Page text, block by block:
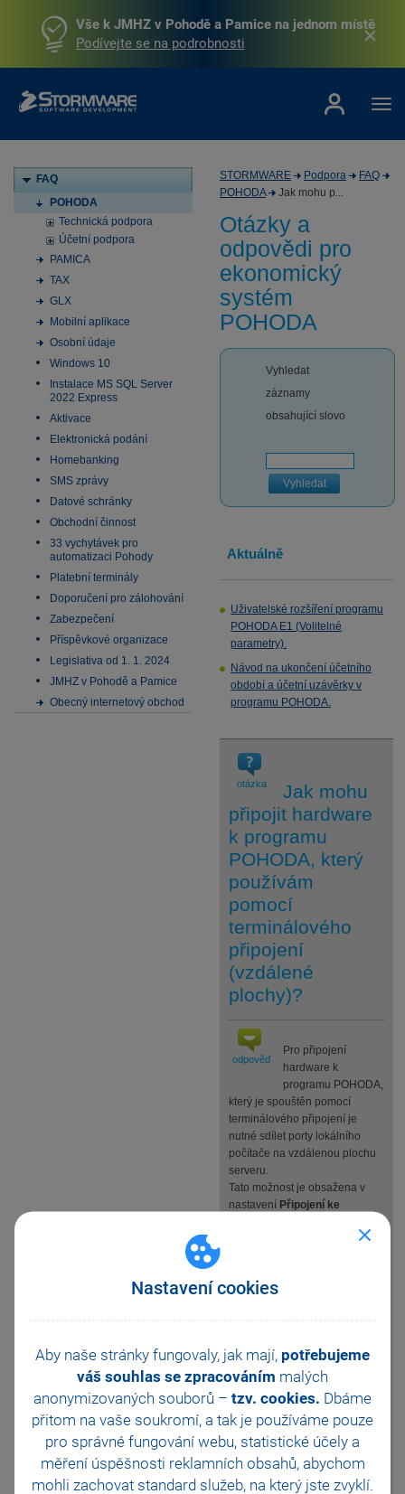
Nastavení cookies
Aby naše stránky fungovaly, jak mají, potřebujeme
váš souhlas se zpracováním malých
anonymizovaných souborů – tzv. cookies. Dbáme
přitom na vaše soukromí, a tak je používáme pouze
pro správné fungování webu, statistické účely a
měření úspěšnosti reklamních obsahů, abychom
mohli zachovat standard služeb, na který jste zvyklí.
Vše k JMHZ v Pohodě a Pamice na jednom místě
Podívejte se na podrobnosti
FAQ
POHODA
Technická podpora
Účetní podpora
PAMICA
TAX
GLX
Mobilní aplikace
Osobní údaje
Windows 10
Instalace MS SQL Server
2022 Express
Aktivace
Elektronická podání
Homebanking
SMS zprávy
Datové schránky
Obchodní činnost
33 vychytávek pro
automatizaci Pohody
Platební terminály
Doporučení pro zálohování
Zabezpečení
Příspěvkové organizace
Legislativa od 1. 1. 2024
JMHZ v Pohodě a Pamice
Obecný internetový obchod
STORMWARE Podpora
FAQ
POHODA
Jak mohu p...
Otázky a
odpovědi pro
ekonomický
systém
POHODA
Vyhledat
záznamy
obsahující slovo
Vyhledat
Aktuálně
Uživatelské rozšíření programu
POHODA E1 (Volitelné
parametry).
Návod na ukončení účetního
období a účetní uzávěrky v
programu POHODA.
otázka
Jak mohu
připojit hardware
k programu
POHODA, který
používám
pomocí
terminálového
připojení
(vzdálené
plochy)?
odpověď
Pro připojení
hardware k
programu POHODA,
který je spouštěn pomocí
terminálového připojení je
nutné sdílet porty lokálního
počítače na vzdálenou plochu
serveru.
Tato možnost je obsažena v
nastavení Připojení ke
kliknutím pravým tlačítkem myši
Zobrazte více možností (vlevo
dole), přepněte na záložku
Místní prostředkya použijte
tlačítkoDalší, zobrazí se
následující možnosti: